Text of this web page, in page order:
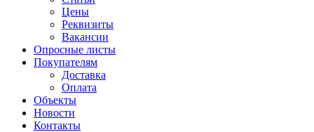
Цены
Реквизиты
Вакансии
Опросные листы
Покупателям
Доставка
Оплата
Объекты
Новости
Контакты